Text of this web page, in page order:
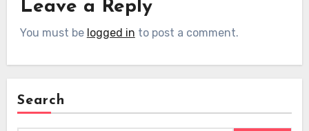
Leave a Reply
You must be logged in to post a comment.
Search